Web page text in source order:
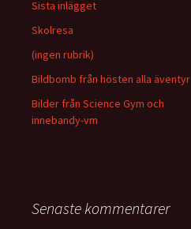
Sista inlägget
Skolresa
(ingen rubrik)
Bildbomb från hösten alla äventyr
Bilder från Science Gym och
innebandy-vm
Senaste kommentarer